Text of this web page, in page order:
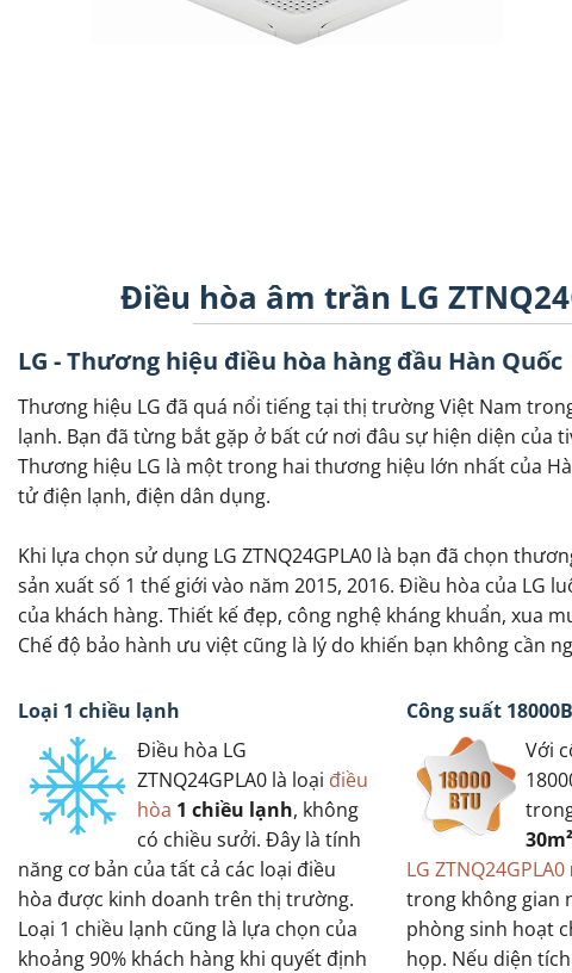
Điều hòa âm trần LG
LG - Thương hiệu điều hòa hàng đầu Hàn Quốc
Thương hiệu LG đã quá nổi tiếng tại thị trường Việt Nam
lạnh. Bạn đã từng bắt gặp ở bất cứ nơi đâu sự hiện diện của
Thương hiệu LG là một trong hai thương hiệu lớn nhất của
tử điện lạnh, điện dân dụng.
Khi lựa chọn sử dụng LG ZTNQ24GPLA0 là bạn đã chọn
sản xuất số 1 thế giới vào năm 2015, 2016. Điều hòa của LG
của khách hàng. Thiết kế đẹp, công nghệ kháng khuẩn, xua
Chế độ bảo hành ưu việt cũng là lý do khiến bạn không cần
Loại 1 chiều lạnh
Điều hòa LG
ZTNQ24GPLA0 là loại điều
hòa 1 chiều lạnh, không
có chiều sưởi. Đây là tính
năng cơ bản của tất cả các loại điều
hòa được kinh doanh trên thị trường.
Loại 1 chiều lạnh cũng là lựa chọn của
khoảng 90% khách hàng khi quyết định
Công suất
Với
30m²
LG ZTNQ24GPLA0
trong không gian
phòng sinh hoạt
họp. Nếu diện